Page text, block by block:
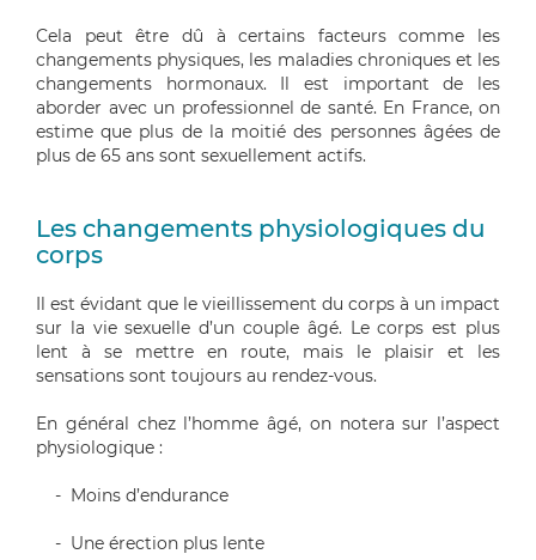
Cela peut être dû à certains facteurs comme les
changements physiques, les maladies chroniques et les
changements hormonaux. Il est important de les
aborder avec un professionnel de santé. En France, on
estime que plus de la moitié des personnes âgées de
plus de 65 ans sont sexuellement actifs.
Les changements physiologiques du
corps
Il est évidant que le vieillissement du corps à un impact
sur la vie sexuelle d’un couple âgé. Le corps est plus
lent à se mettre en route, mais le plaisir et les
sensations sont toujours au rendez-vous.
En général chez l’homme âgé, on notera sur l’aspect
physiologique :
- Moins d’endurance
- Une érection plus lente